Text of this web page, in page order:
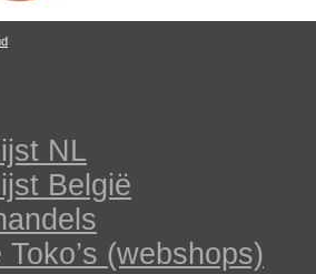
NL
België
Toko’s (webshops)